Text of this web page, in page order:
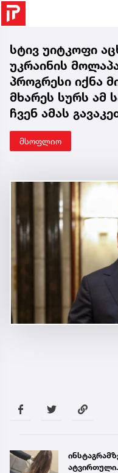
სტივ უიტკოფი
უკრაინის
პროგრესი იქნა
მხარეს სურს ამ
ჩვენ ამას
მსოფლიო